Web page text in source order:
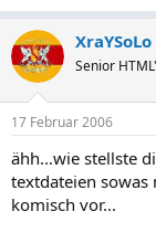
XraYSoLo
Senior
17 Februar 2006
ähh...wie stellste
textdateien
komisch vor...